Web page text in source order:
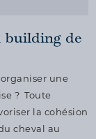
building de
une
? Toute
la cohésion
cheval au